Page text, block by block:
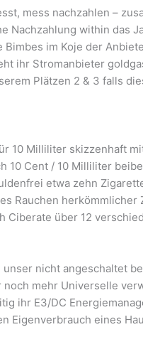
mess nachzahlen –
Nachzahlung within das
im Koje der
ihr Stromanbieter
Plätzen 2 & 3 falls
10 Milliliter skizzenhaft
10 Cent / 10 Milliliter
etwa zehn
Rauchen herkömmlicher
Ciberate über 12
nicht angeschaltet
mehr Universelle
ihr E3/DC
Eigenverbrauch eines